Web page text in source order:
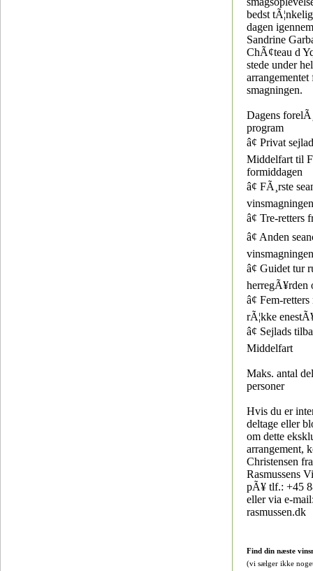
bedst
dagen
Sandrine
ChÃ¢teau d
stede under
smagningen.
Dagens
program
â¢ Privat
Middelfart til
formiddagen
â¢ FÃ¸rste
vinsmagningen
â¢ Tre-retters
â¢ Anden
vinsmagningen
â¢ Guidet tur
herregÃ¥rden
â¢ Fem-
rÃ¦kke
â¢ Sejlads
Middelfart
Maks. antal
personer
Hvis du er
deltage eller
om dette
arrangement,
Christensen
Rasmussens
pÃ¥ tlf.: +45
eller via e-
rasmussen.dk
Find din næste
(vi sælger ikke